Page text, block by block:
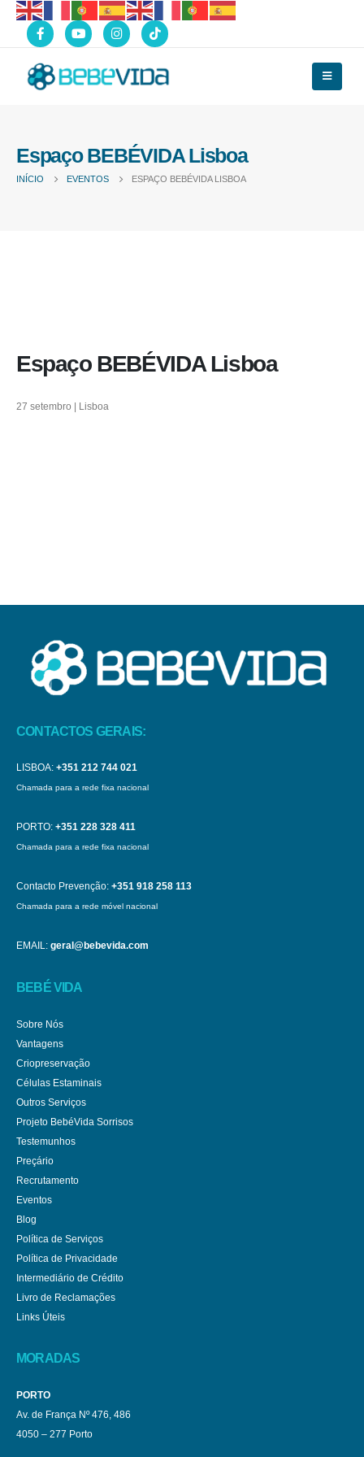
Espaço BEBÉVIDA Lisboa
INÍCIO EVENTOS ESPAÇO BEBÉVIDA LISBOA
Espaço BEBÉVIDA Lisboa
27 setembro | Lisboa
CONTACTOS GERAIS:
LISBOA: +351 212 744 021
Chamada para a rede fixa nacional
PORTO: +351 228 328 411
Chamada para a rede fixa nacional
Contacto Prevenção: +351 918 258 113
Chamada para a rede móvel nacional
EMAIL: geral@bebevida.com
BEBÉ VIDA
Sobre Nós
Vantagens
Criopreservação
Células Estaminais
Outros Serviços
Projeto BebéVida Sorrisos
Testemunhos
Preçário
Recrutamento
Eventos
Blog
Política de Serviços
Política de Privacidade
Intermediário de Crédito
Livro de Reclamações
Links Úteis
MORADAS
PORTO
Av. de França Nº 476, 486
4050 – 277 Porto